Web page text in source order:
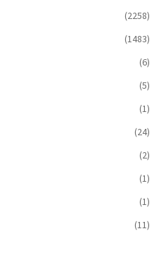
(2258)
(1483)
(6)
(5)
(1)
(24)
(2)
(1)
(1)
(11)